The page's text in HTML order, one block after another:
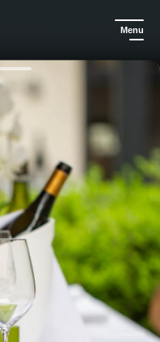
Menu
Gourmet (con bevande) - Hotel e Spa LA VILLA K